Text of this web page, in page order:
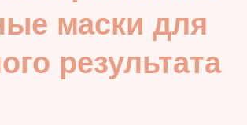
маски для
результата